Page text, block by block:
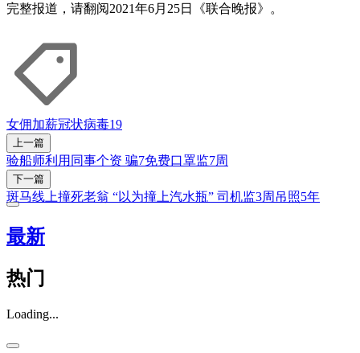
完整报道，请翻阅2021年6月25日《联合晚报》。
女佣加薪冠状病毒19
上一篇
验船师利用同事个资 骗7免费口罩监7周
下一篇
斑马线上撞死老翁 “以为撞上汽水瓶” 司机监3周吊照5年
最新
热门
Loading...